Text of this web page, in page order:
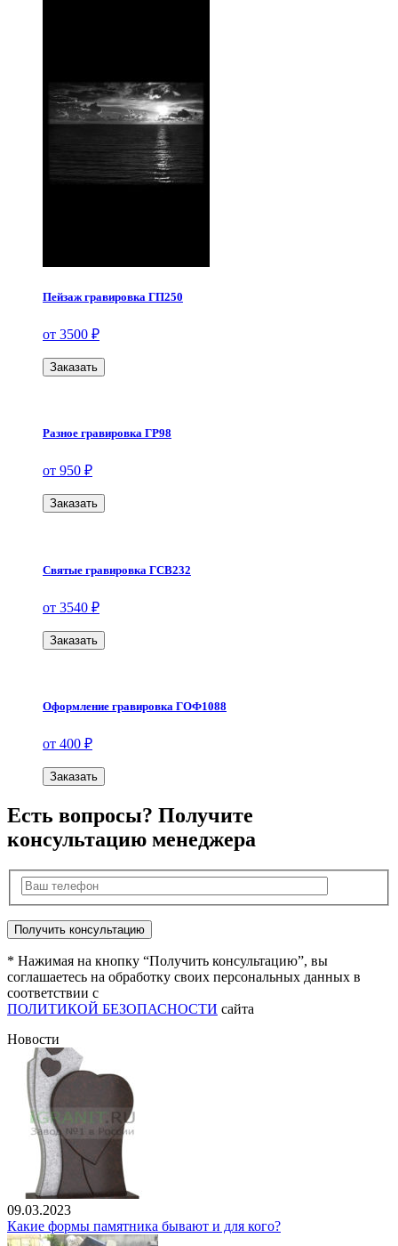
Пейзаж гравировка ГП250
от 3500 ₽
Заказать
Разное гравировка ГР98
от 950 ₽
Заказать
Святые гравировка ГСВ232
от 3540 ₽
Заказать
Оформление гравировка ГОФ1088
от 400 ₽
Заказать
Есть вопросы? Получите
консультацию менеджера
* Нажимая на кнопку “Получить консультацию”, вы
соглашаетесь на обработку своих персональных данных в
соответствии с
ПОЛИТИКОЙ БЕЗОПАСНОСТИ сайта
Новости
09.03.2023
Какие формы памятника бывают и для кого?